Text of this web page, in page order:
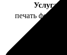
Услуга
печать фото
Примеры